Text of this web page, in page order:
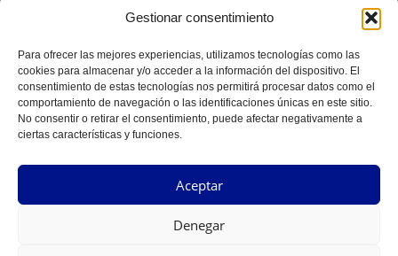
Gestionar consentimiento
Para ofrecer las mejores experiencias, utilizamos tecnologías como las
cookies para almacenar y/o acceder a la información del dispositivo. El
consentimiento de estas tecnologías nos permitirá procesar datos como el
comportamiento de navegación o las identificaciones únicas en este sitio.
No consentir o retirar el consentimiento, puede afectar negativamente a
ciertas características y funciones.
Aceptar
Denegar
SUSCRÍBETE
Facebook
Instagram
YouTube